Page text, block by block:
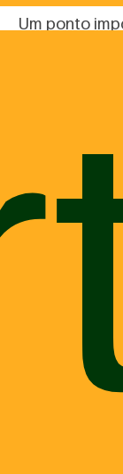
Um ponto
alimentação
Ainda ficou
suplementos
quiser saber
com as